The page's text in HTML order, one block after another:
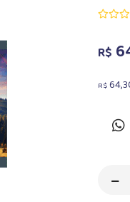
R$
R$